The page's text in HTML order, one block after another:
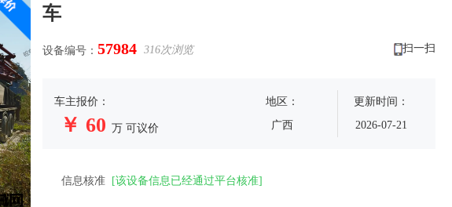
车
设备编号： 57984 316次浏览 扫一扫
车主报价：
￥ 60 万 可议价
地区：
广西
更新时间：
2026-07-21
信息核准 [该设备信息已经通过平台核准]